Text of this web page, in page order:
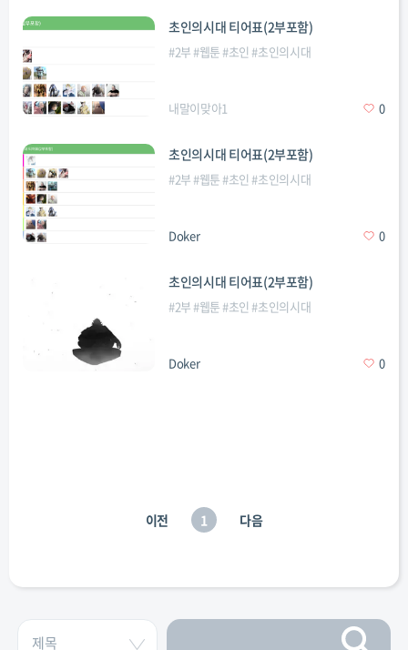
초인의시대 티어표(2부포함)
#2부#웹툰#초인 #초인의시대
내말이맞아1 0
초인의시대 티어표(2부포함)
#2부#웹툰#초인 #초인의시대
Doker 0
초인의시대 티어표(2부포함)
#2부#웹툰#초인 #초인의시대
Doker 0
이전 1 다음